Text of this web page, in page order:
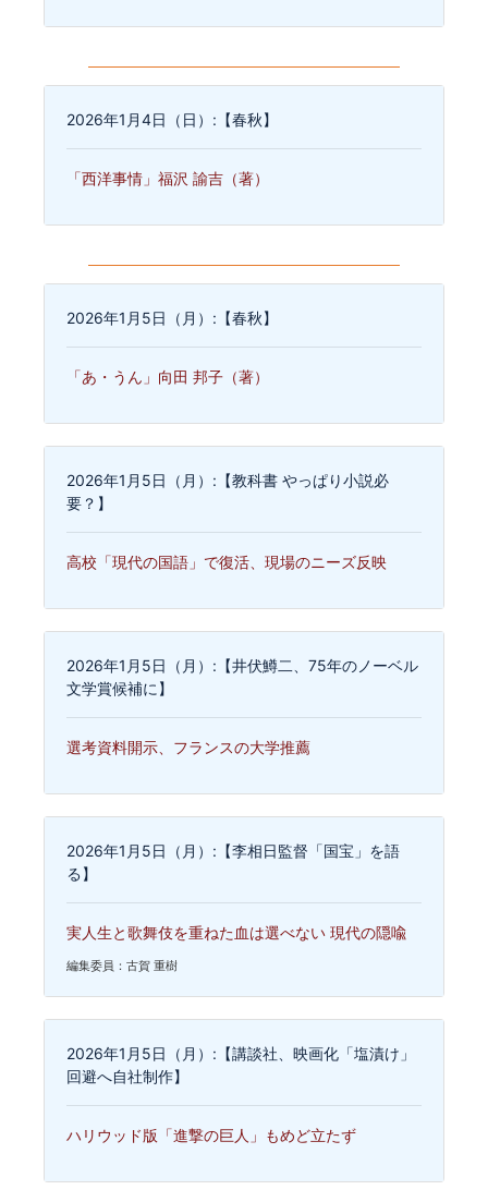
2026年1月4日（日）:【春秋】
「西洋事情」福沢 諭吉（著）
2026年1月5日（月）:【春秋】
「あ・うん」向田 邦子（著）
2026年1月5日（月）:【教科書 やっぱり小説必
要？】
高校「現代の国語」で復活、現場のニーズ反映
2026年1月5日（月）:【井伏鱒二、75年のノーベル
文学賞候補に】
選考資料開示、フランスの大学推薦
2026年1月5日（月）:【李相日監督「国宝」を語
る】
実人生と歌舞伎を重ねた血は選べない 現代の隠喩
編集委員：古賀 重樹
2026年1月5日（月）:【講談社、映画化「塩漬け」
回避へ自社制作】
ハリウッド版「進撃の巨人」もめど立たず